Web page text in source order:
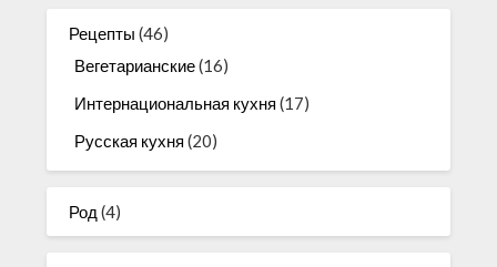
Рецепты (46)
Вегетарианские(16)
Интернациональная кухня (17)
Русская кухня (20)
Род (4)